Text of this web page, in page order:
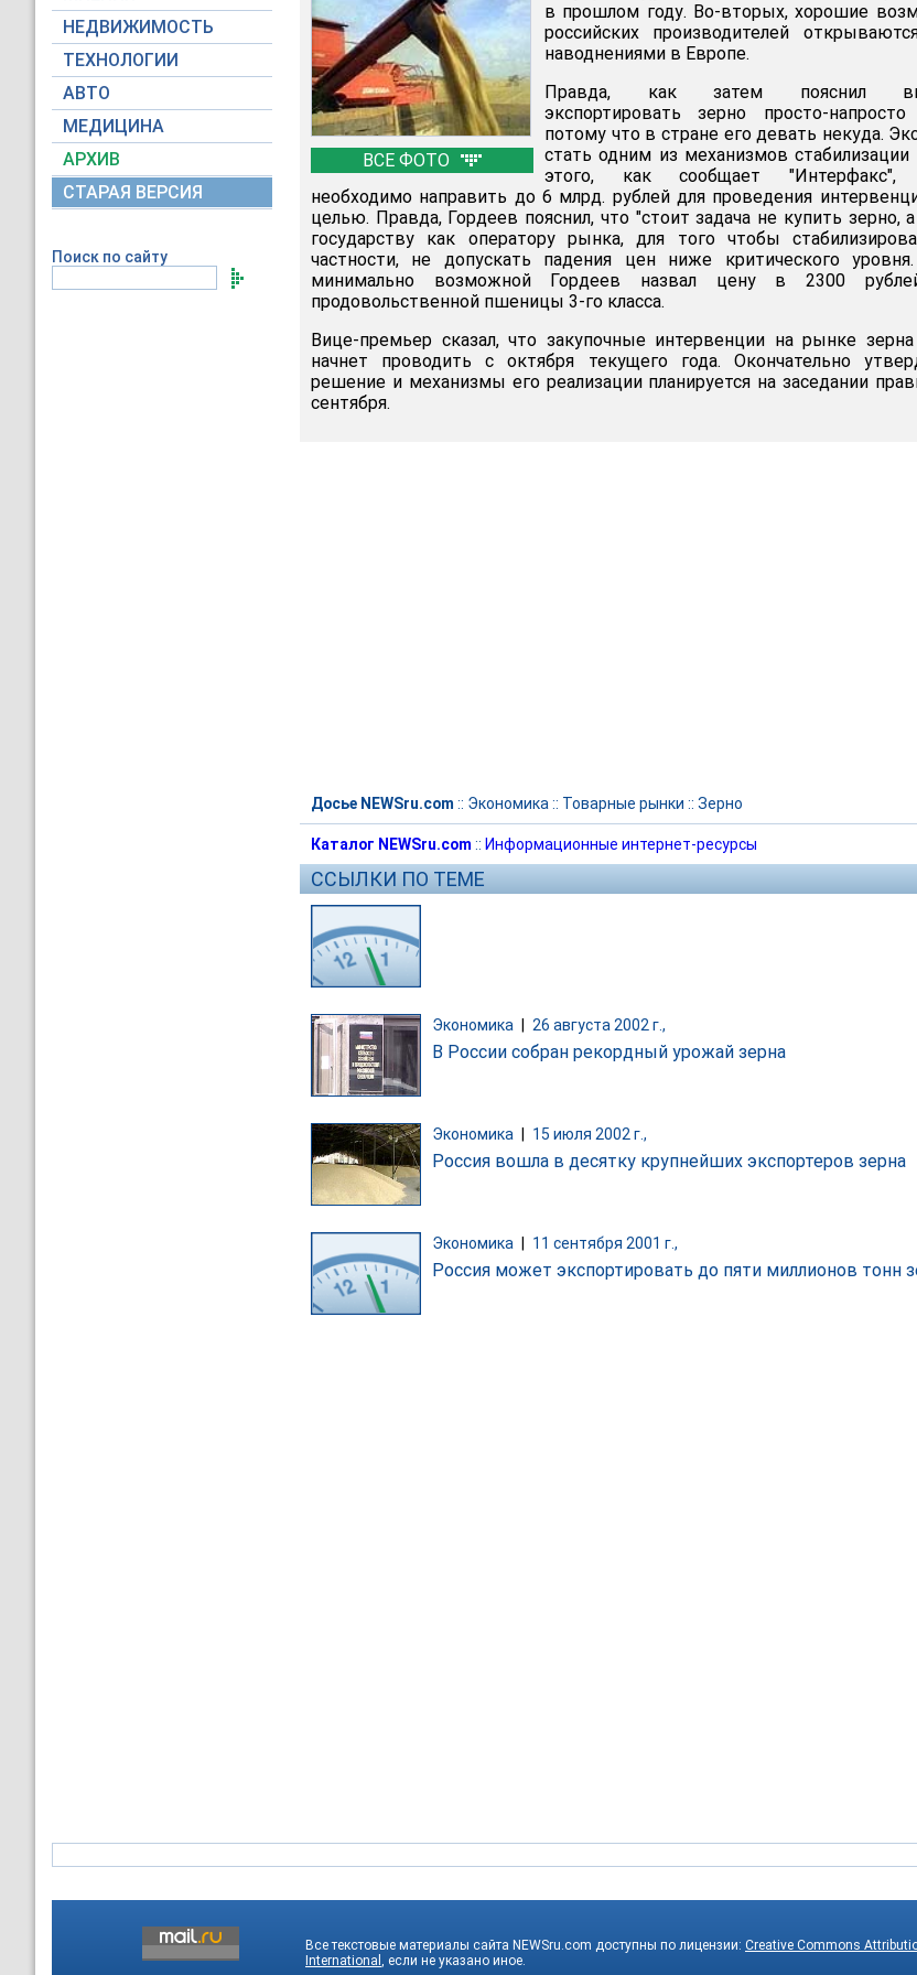
НЕДВИЖИМОСТЬ
ТЕХНОЛОГИИ
АВТО
МЕДИЦИНА
АРХИВ
СТАРАЯ ВЕРСИЯ
Поиск по сайту
ВСЕ ФОТО
в прошлом году. Во-вторых, хорошие
российских производителей
наводнениями в Европе.
Правда, как затем пояснил
экспортировать зерно просто-напросто
потому что в стране его девать некуда.
стать одним из механизмов
этого, как сообщает "Интерфакс",
необходимо направить до 6 млрд. рублей для проведения
целью. Правда, Гордеев пояснил, что "стоит задача не купить зерно,
государству как оператору рынка, для того чтобы
частности, не допускать падения цен ниже критического
минимально возможной Гордеев назвал цену в 2300
продовольственной пшеницы 3-го класса.
Вице-премьер сказал, что закупочные интервенции на рынке зерна
начнет проводить с октября текущего года. Окончательно
решение и механизмы его реализации планируется на заседании
сентября.
Досье NEWSru.com :: Экономика :: Товарные рынки :: Зерно
Каталог NEWSru.com :: Информационные интернет-ресурсы
ССЫЛКИ ПО ТЕМЕ
Экономика 26 августа 2002 г.,
В России собран рекордный урожай зерна
Экономика 15 июля 2002 г.,
Россия вошла в десятку крупнейших экспортеров зерна
Экономика 11 сентября 2001 г.,
Россия может экспортировать до пяти миллионов тонн
Все текстовые материалы сайта NEWSru.com доступны по лицензии: Creative Commons
International , если не указано иное.